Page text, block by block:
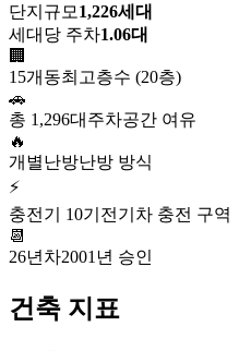
단지규모 1,226세대
세대당 주차1.06대
🏢
15개동최고층수 (20층)
🚗
총 1,296대 주차공간 여유
🔥
개별난방난방 방식
⚡
충전기 10기 전기차 충전 구역
📆
26년차2001년 승인
건축 지표